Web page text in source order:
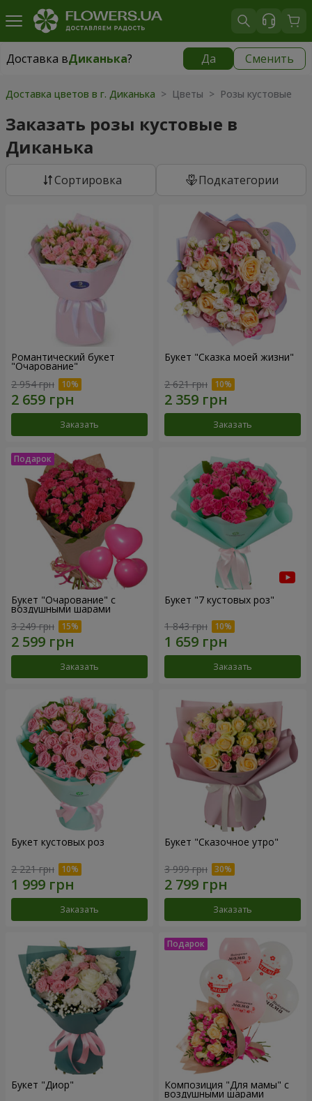
Доставка вДиканька? Да Сменить
Доставка вДиканька|
Доставка цветов в г. Диканька > Цветы > Розы кустовые
Заказать розы кустовые в
Диканька
Cортировка Подкатегории
Романтический букет
"Очарование"
2 954 грн
Заказать
Букет "Сказка моей жизни"
2 621 грн
Заказать
Букет "Очарование" с
воздушными шарами
3 249 грн
Заказать
Букет "7 кустовых роз"
1 843 грн
Заказать
Букет кустовых роз
2 221 грн
Заказать
Букет "Сказочное утро"
3 999 грн
Заказать
Букет "Диор" Композиция "Для мамы" с
воздушными шарами